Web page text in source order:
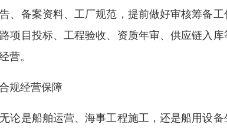
、备案资料、工厂规范，提前做好审核筹备
项目投标、工程验收、资质年审、供应链入
营。
规经营保障
论是船舶运营、海事工程施工，还是船用设